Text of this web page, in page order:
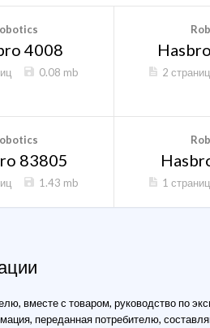
4008
0.08 mb 2 страниц
83805
1.43 mb 1 страниц
вместе с товаром, руководство по
переданная потребителю,